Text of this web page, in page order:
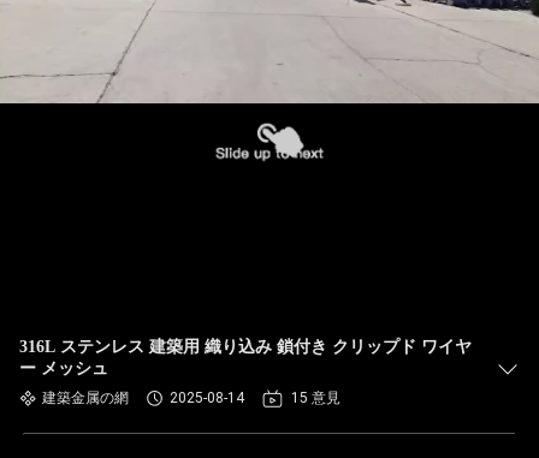
316L ステンレス 建築用 織り込み 鎖付き クリップド ワイヤ
ー メッシュ
建築金属の網 2025-08-14 15 意見